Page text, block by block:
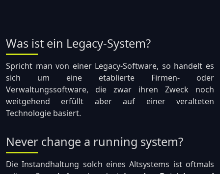
Was ist ein Legacy-System?
Spricht man von einer Legacy-Software, so handelt es
sich um eine etablierte Firmen- oder
Verwaltungssoftware, die zwar ihren Zweck noch
weitgehend erfüllt aber auf einer veralteten
Technologie basiert.
Never change a running system?
Die Instandhaltung solch eines Altsystems ist oftmals